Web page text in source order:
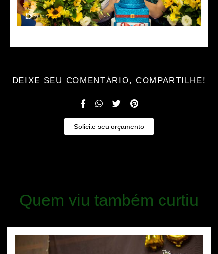
DEIXE SEU COMENTÁRIO, COMPARTILHE!
Solicite seu orçamento
Quem viu também curtiu